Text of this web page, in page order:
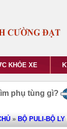
KHỎE XE
phụ tùng gì?
» BỘ PULI-BỘ